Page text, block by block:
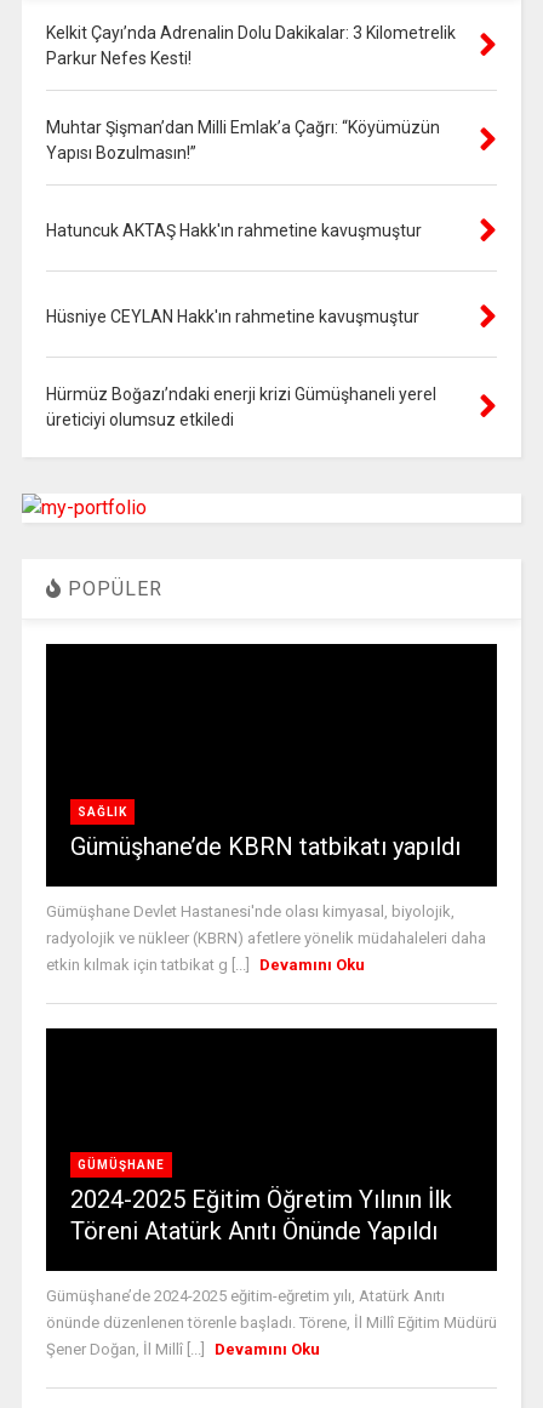
Kelkit Çayı’nda Adrenalin Dolu Dakikalar: 3 Kilometrelik
Parkur Nefes Kesti!
Muhtar Şişman’dan Milli Emlak’a Çağrı: “Köyümüzün
Yapısı Bozulmasın!”
Hatuncuk AKTAŞ Hakk'ın rahmetine kavuşmuştur
Hüsniye CEYLAN Hakk'ın rahmetine kavuşmuştur
Hürmüz Boğazı’ndaki enerji krizi Gümüşhaneli yerel
üreticiyi olumsuz etkiledi
POPÜLER
SAĞLIK
Gümüşhane’de KBRN tatbikatı yapıldı
Gümüşhane Devlet Hastanesi'nde olası kimyasal, biyolojik,
radyolojik ve nükleer (KBRN) afetlere yönelik müdahaleleri daha
etkin kılmak için tatbikat g [...]
Devamını Oku
GÜMÜŞHANE
2024-2025 Eğitim Öğretim Yılının İlk
Töreni Atatürk Anıtı Önünde Yapıldı
Gümüşhane’de 2024-2025 eğitim-eğretim yılı, Atatürk Anıtı
önünde düzenlenen törenle başladı. Törene, İl Millî Eğitim Müdürü
Şener Doğan, İl Millî [...]
Devamını Oku